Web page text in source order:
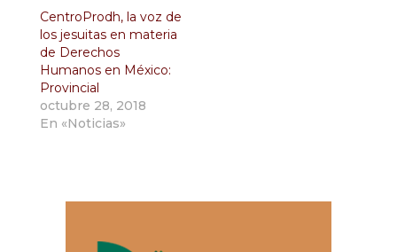
CentroProdh, la voz de
los jesuitas en materia
de Derechos
Humanos en México:
Provincial
octubre 28, 2018
En «Noticias»